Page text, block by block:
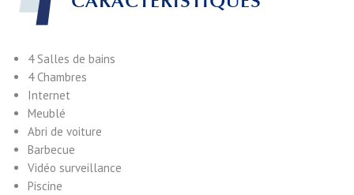
4 Salles de bains
4 Chambres
Internet
Meublé
Abri de voiture
Barbecue
Vidéo surveillance
Piscine